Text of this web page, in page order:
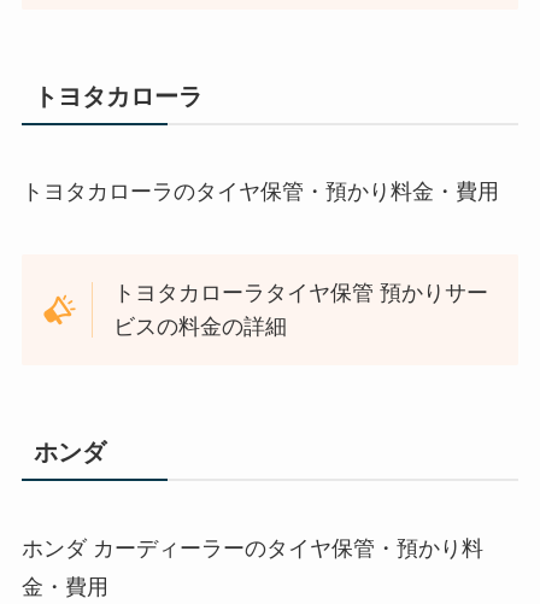
トヨタカローラ
トヨタカローラのタイヤ保管・預かり料金・費用
トヨタカローラタイヤ保管 預かりサー
ビスの料金の詳細
ホンダ
ホンダ カーディーラーのタイヤ保管・預かり料
金・費用